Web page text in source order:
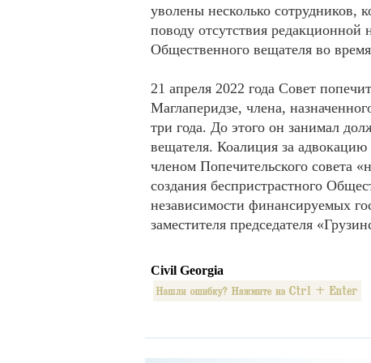
уволены несколько сотрудников,
поводу отсутствия редакционной
Общественного вещателя во
21 апреля 2022 года Совет
Маглаперидзе, члена,
три года. До этого он занимал
вещателя. Коалиция за адвокацию
членом Попечительского совета
создания беспристрастного
независимости финансируемых
заместителя председателя
Civil Georgia